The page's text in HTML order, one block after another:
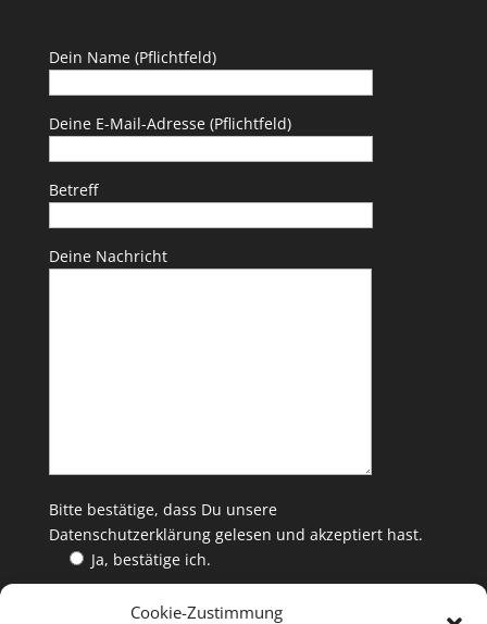
Cookie-Zustimmung
Dein Name (Pflichtfeld)
Deine E-Mail-Adresse (Pflichtfeld)
Betreff
Deine Nachricht
Bitte bestätige, dass Du unsere
Datenschutzerklärunggelesen und akzeptiert hast.
Ja, bestätige ich.